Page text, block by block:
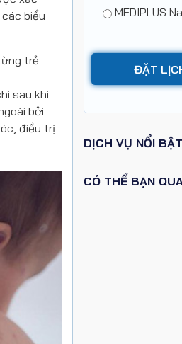
biểu
trẻ
sau khi
bởi
điều trị
MEDIPLUS
DỊCH VỤ NỔI BẬT
CÓ THỂ BẠN